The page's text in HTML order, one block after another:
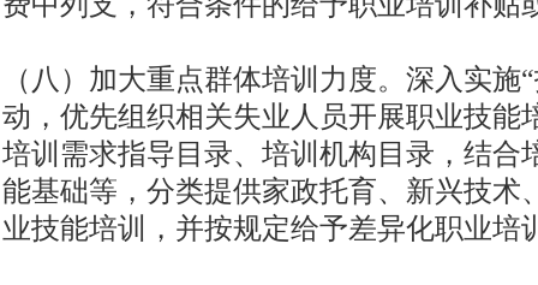
（八）加大重点群体培训力度。深入实施
动，优先组织相关失业人员开展职业技能
培训需求指导目录、培训机构目录，结合
能基础等，分类提供家政托育、新兴技术
业技能培训，并按规定给予差异化职业培